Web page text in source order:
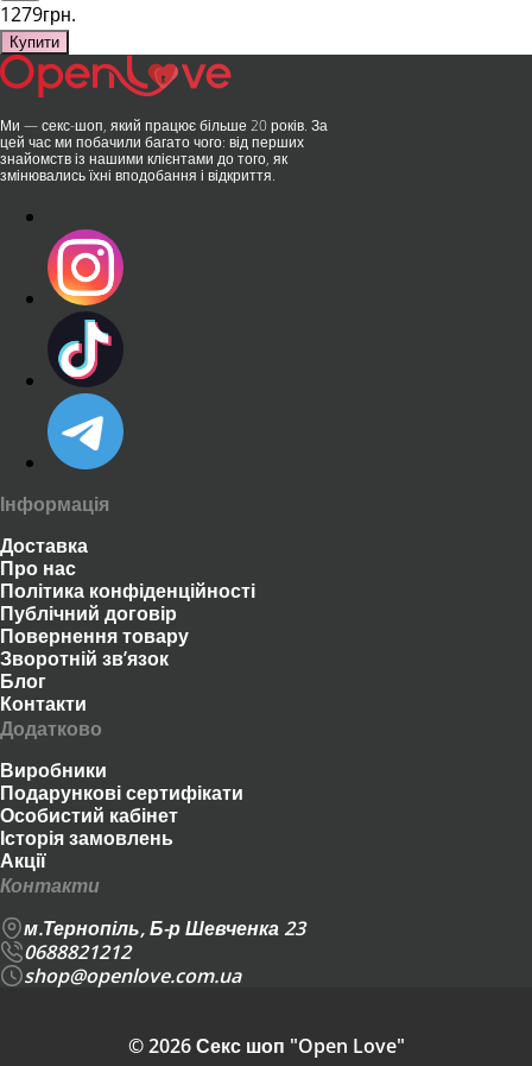
1279грн.
Купити
Ми — секс-шоп, який працює більше 20 років. За
цей час ми побачили багато чого: від перших
знайомств із нашими клієнтами до того, як
змінювались їхні вподобання і відкриття.
Інформація
Доставка
Про нас
Політика конфіденційності
Публічний договір
Повернення товару
Зворотній зв’язок
Блог
Контакти
Додатково
Виробники
Подарункові сертифікати
Особистий кабінет
Історія замовлень
Акції
Контакти
м.Тернопіль, Б-р Шевченка 23
0688821212
shop@openlove.com.ua
© 2026 Секс шоп "Open Love"